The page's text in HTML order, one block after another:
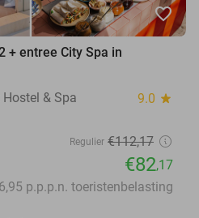
favorite_border
+ entree City Spa in
& Spa
9.0 star
Regulier €112,17
€82,17
p.p.p.n. toeristenbelasting